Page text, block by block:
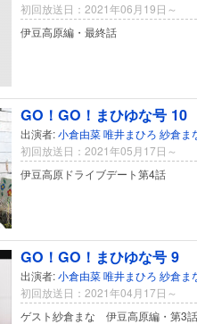
初回放送日：2021年06月19日～
伊豆高原編・最終話
GO！GO！まひゆな号 10
出演者:小倉由菜唯井まひろ 紗倉ま
初回放送日：2021年05月17日～
伊豆高原ドライブデート第4話
GO！GO！まひゆな号 9
出演者:小倉由菜唯井まひろ 紗倉ま
初回放送日：2021年04月17日～
ゲスト紗倉まな 伊豆高原編・第3話